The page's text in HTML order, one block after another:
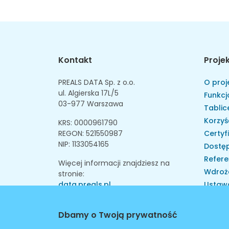
Kontakt
PREALS DATA Sp. z o.o.
ul. Algierska 17L/5
03-977 Warszawa
KRS: 0000961790
REGON: 521550987
NIP: 1133054165
Więcej informacji znajdziesz na
stronie:
data.preals.pl
O
Dbamy o Twoją prywatność